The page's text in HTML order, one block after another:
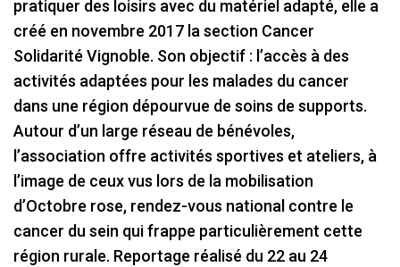
pratiquer des loisirs avec du matériel adapté, elle a
créé en novembre 2017 la section Cancer
Solidarité Vignoble. Son objectif : l’accès à des
activités adaptées pour les malades du cancer
dans une région dépourvue de soins de supports.
Autour d’un large réseau de bénévoles,
l’association offre activités sportives et ateliers, à
l’image de ceux vus lors de la mobilisation
d’Octobre rose, rendez-vous national contre le
cancer du sein qui frappe particulièrement cette
région rurale. Reportage réalisé du 22 au 24